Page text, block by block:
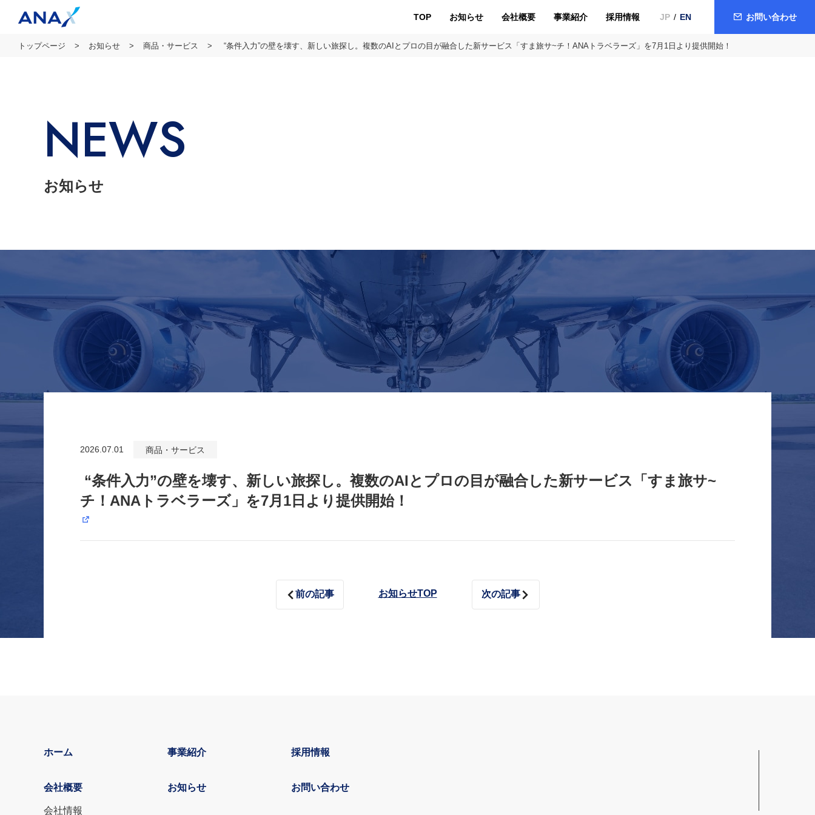
TOP お知らせ 会社概要 事業紹介 採用情報 JP EN お問い合わせ
トップページ お知らせ 商品・サービス “条件入力”の壁を壊す、新しい旅探し。複数のAIとプロの目が融合した新サービス「すま旅サ~チ！ANAトラベラーズ」を7月1日より提供開始！
NEWS
お知らせ
2026.07.01 商品・サービス
“条件入力”の壁を壊す、新しい旅探し。複数のAIとプロの目が融合した新サービス「すま旅サ~
チ！ANAトラベラーズ」を7月1日より提供開始！
前の記事 お知らせTOP 次の記事
ホーム
会社概要
会社情報
事業紹介
お知らせ
採用情報
お問い合わせ